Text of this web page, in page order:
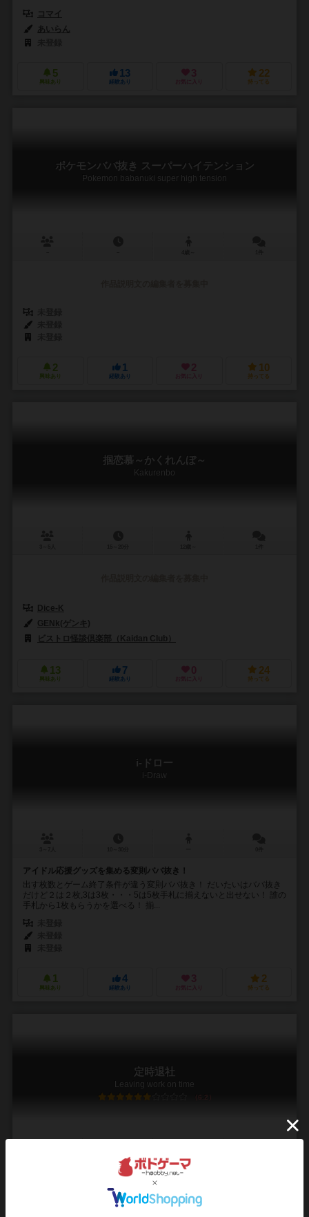
コマイ
あいらん
5
興味あり
13
経験あり
3
お気に入り
22
持ってる
ポケモンババ抜き スーパーハイテンション
Pokemon babanuki super high tension
2
興味あり
1
経験あり
2
お気に入り
10
持ってる
掴恋慕～かくれんぼ～
Kakurenbo
Dice-K
GENk(ゲンキ)
ビストロ怪談倶楽部（Kaidan Club）
13
興味あり
7
経験あり
0
お気に入り
24
持ってる
i-ドロー
i-Draw
アイドル応援グッズを集める変則ババ抜き！
出す枚数とゲーム終了条件が違う変則ババ抜き！ だいたいはババ抜き
だけど２は２枚,3は3枚・・・5は5枚手札に揃えないと出せない！ 誰の
手札から1枚もらうかを選べる！ 揃...
1
興味あり
4
経験あり
3
お気に入り
2
持ってる
定時退社
Leaving work on time
6.2
3～10分 7歳～
パワハラに耐え！残業を押し付け合い！定時退社を目指せ！
あなた達は今日も会社のために働いている。今日こそは定時に帰りた
い、残業したくない！ ・・・そうだ！仕事を他人に押し付けて退社し